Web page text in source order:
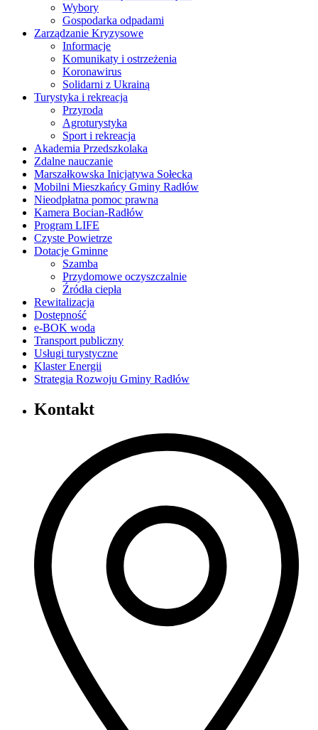
Wybory
Gospodarka odpadami
Zarządzanie Kryzysowe
Informacje
Komunikaty i ostrzeżenia
Koronawirus
Solidarni z Ukrainą
Turystyka i rekreacja
Przyroda
Agroturystyka
Sport i rekreacja
Akademia Przedszkolaka
Zdalne nauczanie
Marszałkowska Inicjatywa Sołecka
Mobilni Mieszkańcy Gminy Radłów
Nieodpłatna pomoc prawna
Kamera Bocian-Radłów
Program LIFE
Czyste Powietrze
Dotacje Gminne
Szamba
Przydomowe oczyszczalnie
Źródła ciepła
Rewitalizacja
Dostępność
e-BOK woda
Transport publiczny
Usługi turystyczne
Klaster Energii
Strategia Rozwoju Gminy Radłów
Kontakt